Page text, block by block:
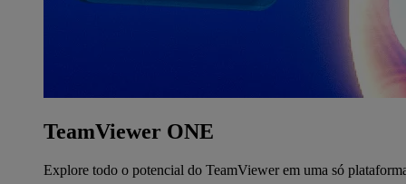
TeamViewer ONE
Explore todo o potencial do TeamViewer em uma só